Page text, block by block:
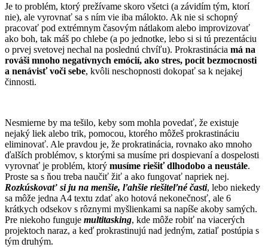
Je to problém, ktorý prežívame skoro všetci (a závidím tým, ktorí
nie), ale vyrovnať sa s ním vie iba málokto. Ak nie si schopný
pracovať pod extrémnym časovým nátlakom alebo improvizovať
ako boh, tak máš po chlebe (a po jednotke, lebo si si tú prezentáciu
o prvej svetovej nechal na poslednú chvíľu). Prokrastinácia má na
rováši mnoho negatívnych emócií, ako stres, pocit bezmocnosti
a nenávisť voči sebe, kvôli neschopnosti dokopať sa k nejakej
činnosti.
Nesmierne by ma tešilo, keby som mohla povedať, že existuje
nejaký liek alebo trik, pomocou, ktorého môžeš prokrastináciu
eliminovať. Ale pravdou je, že prokratinácia, rovnako ako mnoho
ďalších problémov, s ktorými sa musíme pri dospievaní a dospelosti
vyrovnať je problém, ktorý musíme riešiť dlhodobo a neustále.
Proste sa s ňou treba naučiť žiť a ako fungovať napriek nej.
Rozkúskovať si ju na menšie, ľahšie riešiteľné časti, lebo niekedy
sa môže jedna A4 textu zdať ako hotová nekonečnosť, ale 6
krátkych odsekov s rôznymi myšlienkami sa napíše akoby samých.
Pre niekoho funguje multitasking, kde môže robiť na viacerých
projektoch naraz, a keď prokrastinujú nad jedným, zatiaľ postúpia s
tým druhým.